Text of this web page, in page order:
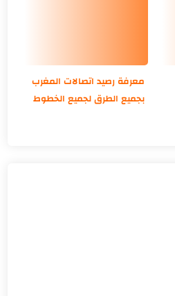
معرفة رصيد اتصالات المغرب
بجميع الطرق لجميع الخطوط